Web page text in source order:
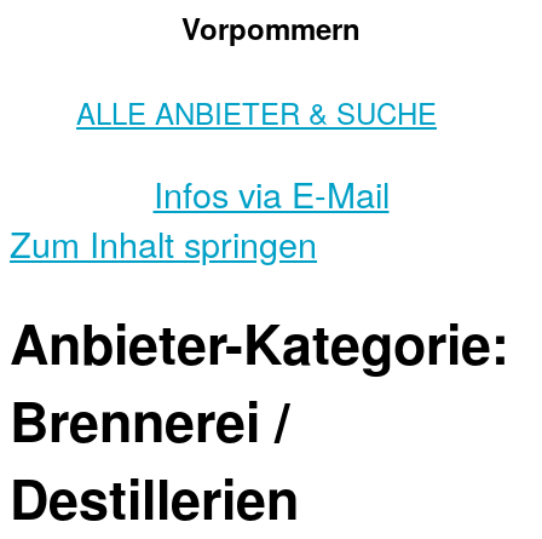
Vorpommern
ALLE ANBIETER & SUCHE
Infos via E-Mail
Zum Inhalt springen
Anbieter-Kategorie:
Brennerei /
Destillerien